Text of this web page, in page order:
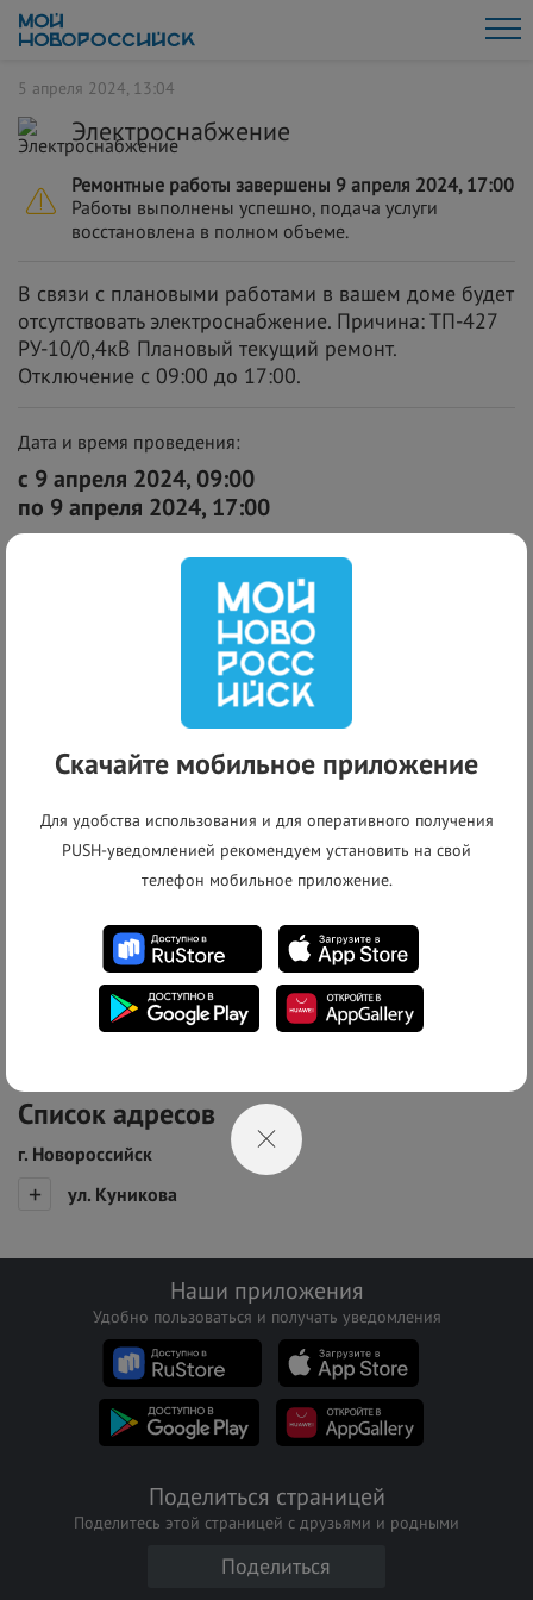
5 апреля 2024, 13:04
Электроснабжение
Ремонтные работы завершены 9 апреля 2024, 17:00
Работы выполнены успешно, подача услуги
восстановлена в полном объеме.
В связи с плановыми работами в вашем доме будет
отсутствовать электроснабжение. Причина: ТП-427
РУ-10/0,4кВ Плановый текущий ремонт.
Отключение с 09:00 до 17:00.
Дата и время проведения:
с 9 апреля 2024, 09:00
по 9 апреля 2024, 17:00
Электросети Кубани
Телефон:+7 (8617) 646-600
Выполнено
−
Список адресов
г. Новороссийск
ул. Куникова
Наши приложения
Удобно пользоваться и получать уведомления
Поделиться страницей
Поделитесь этой страницей с друзьями и родными
Поделиться
Скачайте мобильное приложение
Для удобства использования и для оперативного получения
PUSH-уведомленией рекомендуем установить на свой
телефон мобильное приложение.